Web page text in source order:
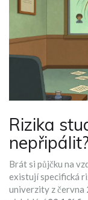
Rizika
Brát si půjčku na
existují specifická
univerzity z června